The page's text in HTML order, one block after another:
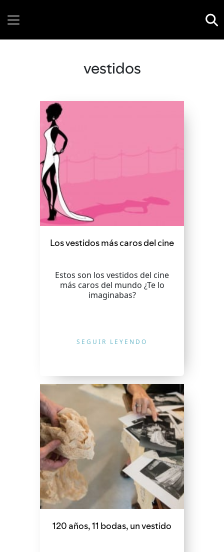
vestidos
Los vestidos más caros del cine
Estos son los vestidos del cine
más caros del mundo ¿Te lo
imaginabas?
SEGUIR LEYENDO
120 años, 11 bodas, un vestido